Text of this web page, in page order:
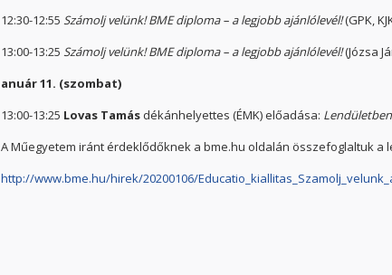
12:30-12:55 Számolj velünk! BME diploma – a legjobb ajánlólevél!(GPK,
13:00-13:25 Számolj velünk! BME diploma – a legjobb ajánlólevél!(Józsa
anuár 11. (szombat)
13:00-13:25 Lovas Tamás dékánhelyettes (ÉMK) előadása:
A Műegyetem iránt érdeklődőknek a bme.hu oldalán összefoglaltuk a
http://www.bme.hu/hirek/20200106/